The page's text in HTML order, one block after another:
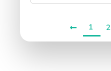
1 2